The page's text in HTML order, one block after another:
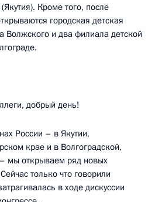
Кроме того, после
городская детская
Волжского и два филиала детской
добрый день!
России – в Якутии,
крае и в Волгоградской,
мы открываем ряд новых
только что говорили
в ходе дискуссии